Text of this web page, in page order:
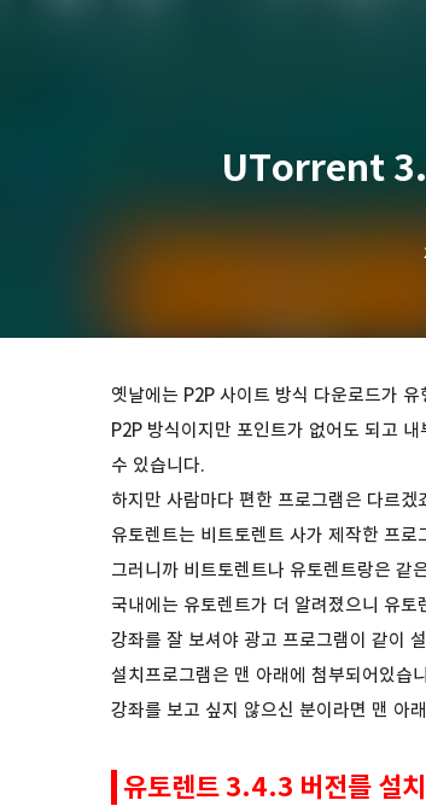
UTorrent
옛날에는 P2P 사이트 방식 다운로드가
P2P 방식이지만 포인트가 없어도 되고
수 있습니다.
하지만 사람마다 편한 프로그램은 다르겠
유토렌트는 비트토렌트 사가 제작한 프로
그러니까 비트토렌트나 유토렌트랑은 같
국내에는 유토렌트가 더 알려졌으니 유
강좌를 잘 보셔야 광고 프로그램이 같이
설치프로그램은 맨 아래에 첨부되어있습
강좌를 보고 싶지 않으신 분이라면 맨 아
유토렌트 3.4.3 버전를 설